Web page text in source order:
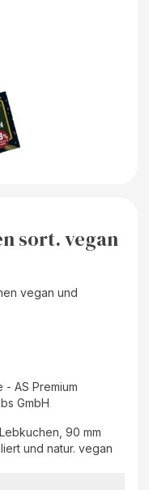
sort. vegan
vegan und
AS Premium
GmbH
und natur. vegan